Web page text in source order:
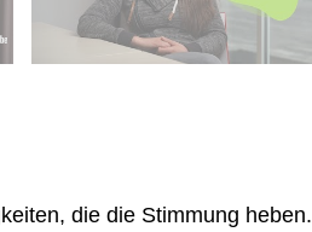
die die Stimmung heben.